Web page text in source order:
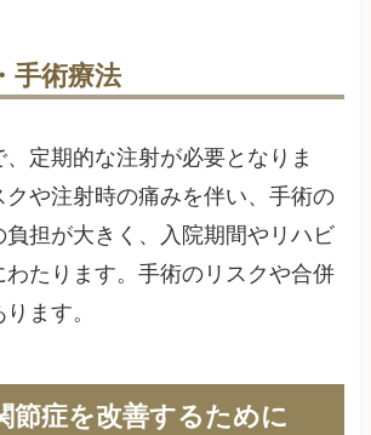
手術療法
定期的な注射が必要となりま
クや注射時の痛みを伴い、手術の
負担が大きく、入院期間やリハビ
わたります。手術のリスクや合併
ます。
節症を改善するために